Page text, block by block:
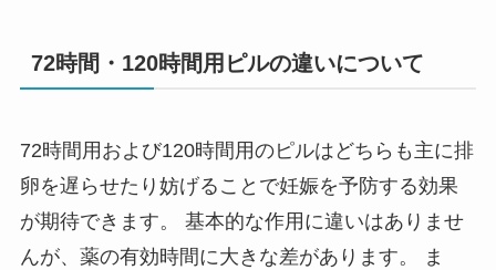
72時間・120時間用ピルの違いについて
72時間用および120時間用のピルはどちらも主に排
卵を遅らせたり妨げることで妊娠を予防する効果
が期待できます。 基本的な作用に違いはありませ
んが、薬の有効時間に大きな差があります。 ま